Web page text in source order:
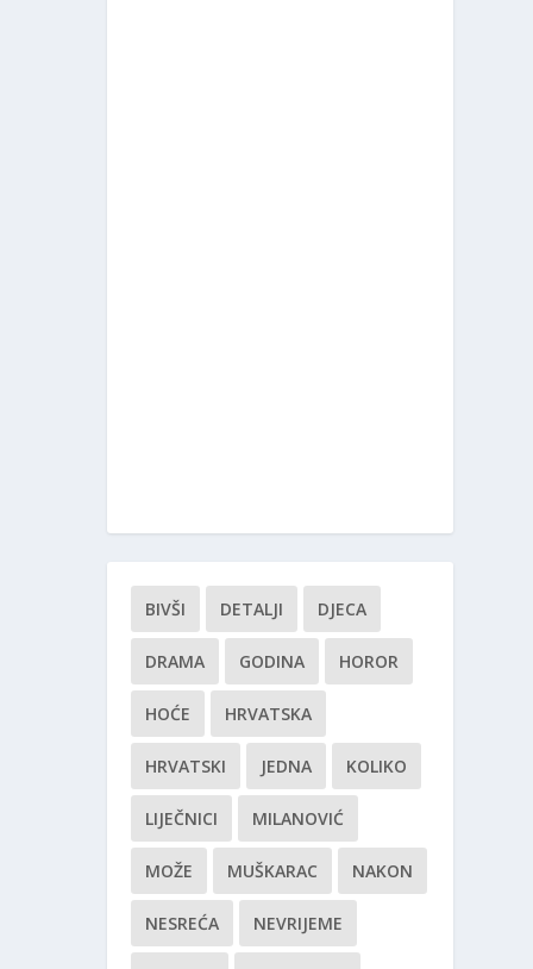
BIVŠI DETALJI DJECA
DRAMA GODINA HOROR
HOĆE HRVATSKA
HRVATSKI JEDNA KOLIKO
LIJEČNICI MILANOVIĆ
MOŽE MUŠKARAC NAKON
NESREĆA NEVRIJEME